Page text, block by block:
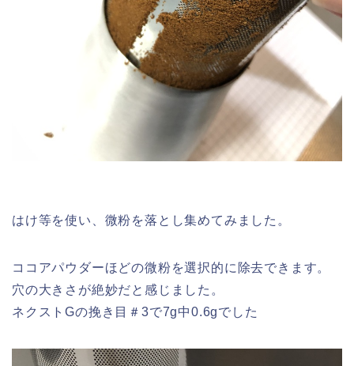
はけ等を使い、微粉を落とし集めてみました。
ココアパウダーほどの微粉を選択的に除去できます。
穴の大きさが絶妙だと感じました。
ネクストGの挽き目＃3で7g中0.6gでした